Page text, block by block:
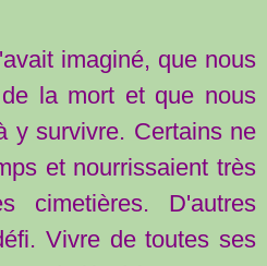
imaginé, que nous
la mort et que nous
y survivre. Certains ne
et nourrissaient très
cimetières. D'autres
Vivre de toutes ses